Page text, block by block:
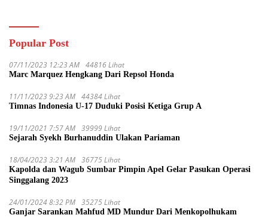
Popular Post
07/11/2023 12:23 AM 44816 Lihat
Marc Marquez Hengkang Dari Repsol Honda
11/11/2023 9:23 AM 44384 Lihat
Timnas Indonesia U-17 Duduki Posisi Ketiga Grup A
19/11/2021 7:57 AM 39999 Lihat
Sejarah Syekh Burhanuddin Ulakan Pariaman
18/04/2023 3:21 AM 36775 Lihat
Kapolda dan Wagub Sumbar Pimpin Apel Gelar Pasukan Operasi
Singgalang 2023
24/01/2024 8:32 PM 35275 Lihat
Ganjar Sarankan Mahfud MD Mundur Dari Menkopolhukam